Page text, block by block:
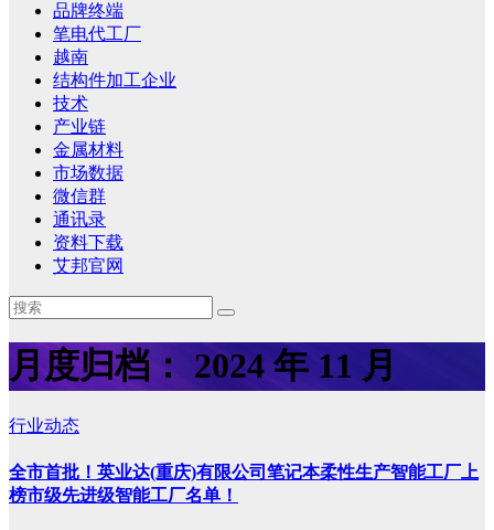
品牌终端
笔电代工厂
越南
结构件加工企业
技术
产业链
金属材料
市场数据
微信群
通讯录
资料下载
艾邦官网
月度归档： 2024 年 11 月
行业动态
全市首批！英业达(重庆)有限公司笔记本柔性生产智能工厂上
榜市级先进级智能工厂名单！